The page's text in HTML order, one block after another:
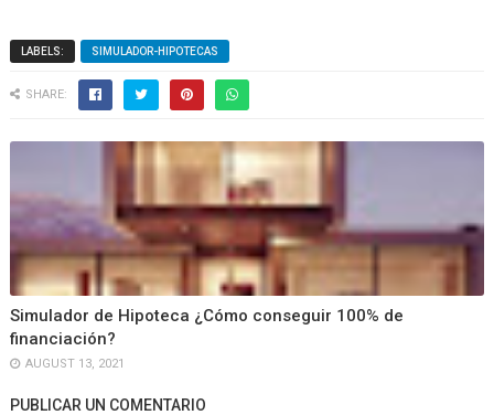
LABELS: SIMULADOR-HIPOTECAS
SHARE:
Simulador de Hipoteca ¿Cómo conseguir 100% de
financiación?
AUGUST 13, 2021
PUBLICAR UN COMENTARIO